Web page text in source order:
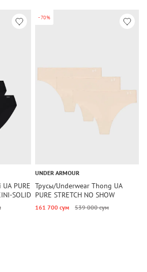
PURE
SOLID
-70%
UNDER ARMOUR
Трусы/Underwear Thong UA
PURE STRETCH NO SHOW
THONG -SOLID 3PK Under
161 700 сум 539 000 сум